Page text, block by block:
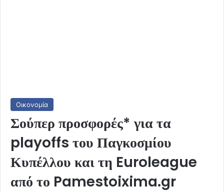
Οικονομία
Σούπερ προσφορές* για τα
playoffs του Παγκοσμίου
Κυπέλλου και τη Euroleague
από το Pamestoixima.gr